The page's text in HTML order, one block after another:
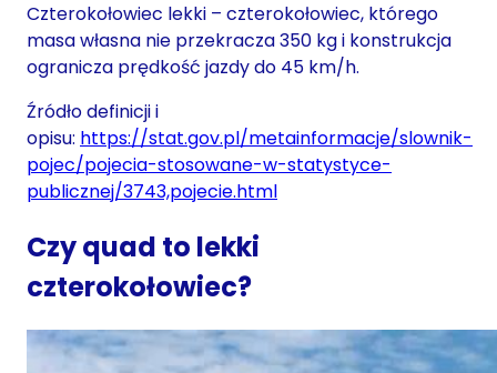
Czterokołowiec lekki – czterokołowiec, którego
masa własna nie przekracza 350 kg i konstrukcja
ogranicza prędkość jazdy do 45 km/h.
Źródło definicji i
opisu: https://stat.gov.pl/metainformacje/slownik-
pojec/pojecia-stosowane-w-statystyce-
publicznej/3743,pojecie.html
Czy quad to lekki
czterokołowiec?